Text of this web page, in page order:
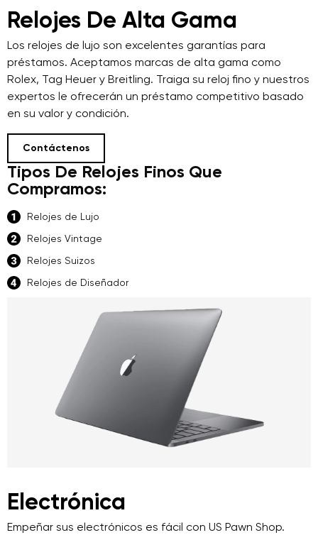
Relojes De Alta Gama
Los relojes de lujo son excelentes garantías para
préstamos. Aceptamos marcas de alta gama como
Rolex, Tag Heuer y Breitling. Traiga su reloj fino y nuestros
expertos le ofrecerán un préstamo competitivo basado
en su valor y condición.
Contáctenos
Tipos De Relojes Finos Que
Compramos:
Relojes de Lujo
Relojes Vintage
Relojes Suizos
Relojes de Diseñador
Electrónica
Empeñar sus electrónicos es fácil con US Pawn Shop.